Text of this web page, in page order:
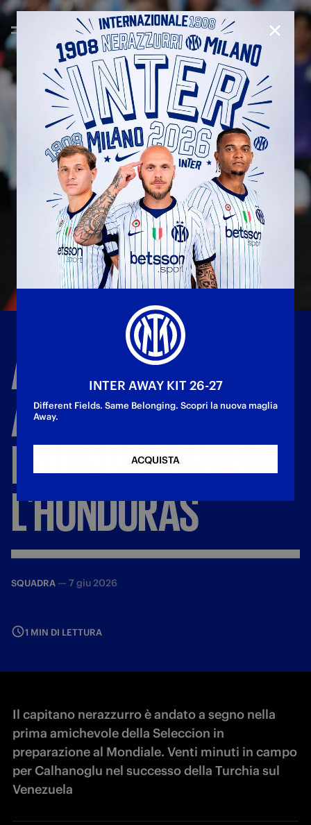
ARGENTINA,GOL
ASSISTPER
LAUTAROCONTRO
L'HONDURAS
SQUADRA — 7 giu 2026
1 MIN DI LETTURA
Il capitano nerazzurro è andato a segno nella
prima amichevole della Seleccion in
preparazione al Mondiale. Venti minuti in campo
per Calhanoglu nel successo della Turchia sul
Venezuela
INTER AWAY KIT 26-27
Different Fields. Same Belonging. Scopri la nuova maglia
Away.
ACQUISTA